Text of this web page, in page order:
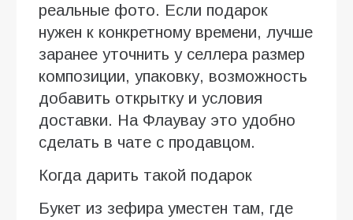
реальные фото. Если подарок
нужен к конкретному времени, лучше
заранее уточнить у селлера размер
композиции, упаковку, возможность
добавить открытку и условия
доставки. На Флаувау это удобно
сделать в чате с продавцом.
Когда дарить такой подарок
Букет из зефира уместен там, где